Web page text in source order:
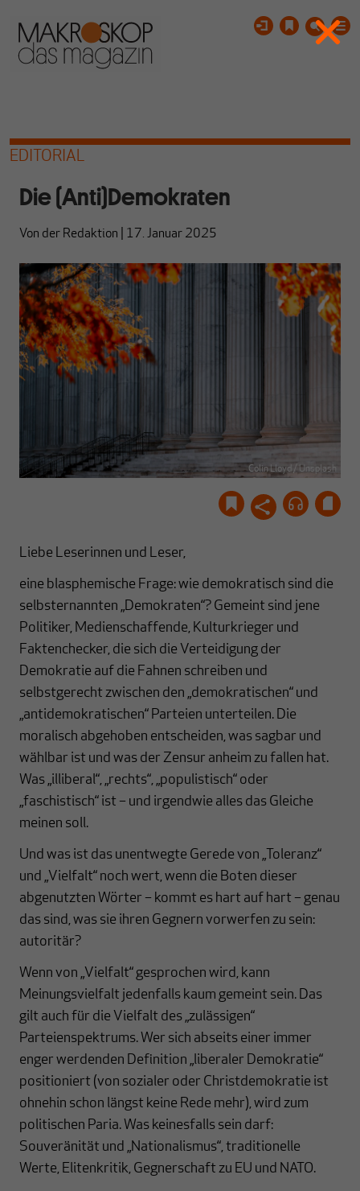
EDITORIAL
Die (Anti)Demokraten
Von der Redaktion 17. Januar 2025
Colin Lloyd / Unsplash
Liebe Leserinnen und Leser,
eine blasphemische Frage: wie demokratisch sind die
selbsternannten „Demokraten“? Gemeint sind jene
Politiker, Medienschaffende, Kulturkrieger und
Faktenchecker, die sich die Verteidigung der
Demokratie auf die Fahnen schreiben und
selbstgerecht zwischen den „demokratischen“ und
„antidemokratischen“ Parteien unterteilen. Die
moralisch abgehoben entscheiden, was sagbar und
wählbar ist und was der Zensur anheim zu fallen hat.
Was „illiberal“, „rechts“, „populistisch“ oder
„faschistisch“ ist – und irgendwie alles das Gleiche
meinen soll.
Und was ist das unentwegte Gerede von „Toleranz“
und „Vielfalt“ noch wert, wenn die Boten dieser
abgenutzten Wörter – kommt es hart auf hart – genau
das sind, was sie ihren Gegnern vorwerfen zu sein:
autoritär?
Wenn von „Vielfalt“ gesprochen wird, kann
Meinungsvielfalt jedenfalls kaum gemeint sein. Das
gilt auch für die Vielfalt des „zulässigen“
Parteienspektrums. Wer sich abseits einer immer
enger werdenden Definition „liberaler Demokratie“
positioniert (von sozialer oder Christdemokratie ist
ohnehin schon längst keine Rede mehr), wird zum
politischen Paria. Was keinesfalls sein darf:
Souveränität und „Nationalismus“, traditionelle
Werte, Elitenkritik, Gegnerschaft zu EU und NATO.